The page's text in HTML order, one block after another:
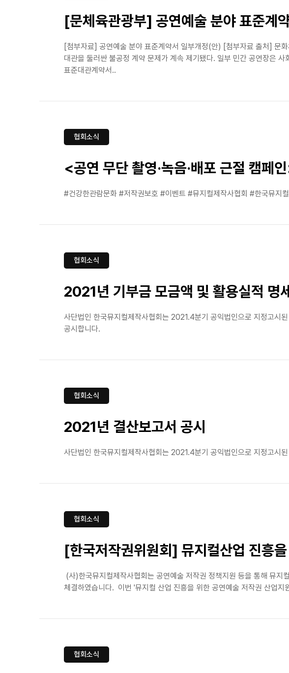
[문체육관광부] 공연예술 분야 표준계
[첨부자료] 공연예술 분야 표준계약서 일부개정(안) [첨부자료 출처] 문
대관을 둘러싼 불공정 계약 문제가 계속 제기됐다. 일부 민간 공연장은
표준대관계약서..
협회소식
<공연 무단 촬영·녹음·배포 근절 캠
‪#건강한관람문화 #저작권보호 #이벤트 ‬‪#뮤지컬제작사협회 #한국뮤
협회소식
2021년 기부금 모금액 및 활용실적 명
사단법인 한국뮤지컬제작사협회는 2021.4분기 공익법인으로 지정고시
공시합니다.
협회소식
2021년 결산보고서 공시
사단법인 한국뮤지컬제작사협회는 2021.4분기 공익법인으로 지정고시
협회소식
[한국저작권위원회] 뮤지컬산업 진흥
(사)한국뮤지컬제작사협회는 공연예술 저작권 정책지원 등을 통해 뮤
체결하였습니다. 이번 '뮤지컬 산업 진흥을 위한 공연예술 저작권 산업
협회소식